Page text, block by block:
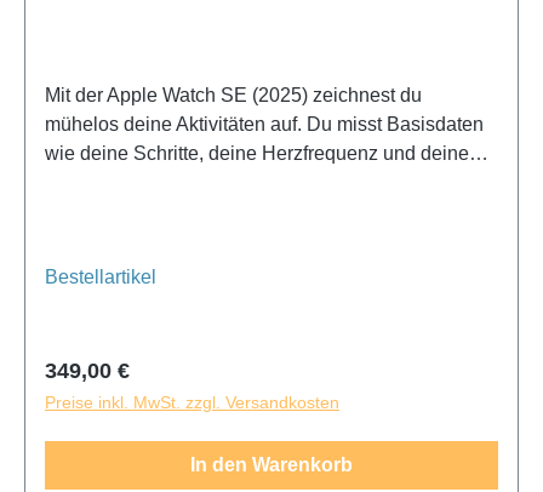
Mit der Apple Watch SE (2025) zeichnest du
mühelos deine Aktivitäten auf. Du misst Basisdaten
wie deine Schritte, deine Herzfrequenz und deinen
Bestellartikel
Regulärer Preis:
349,00 €
Preise inkl. MwSt. zzgl. Versandkosten
In den Warenkorb